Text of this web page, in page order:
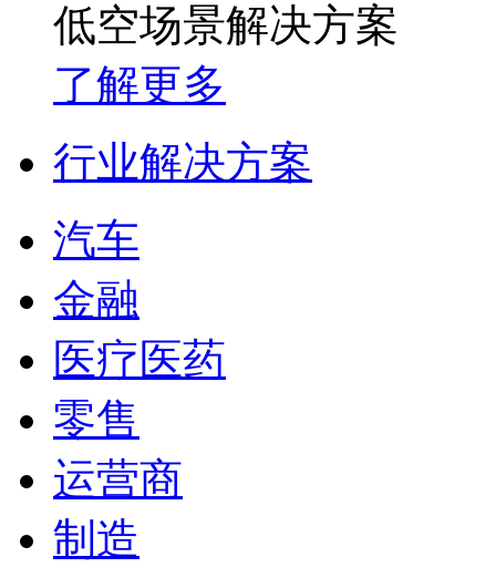
低空场景解决方案
了解更多
行业解决方案
汽车
金融
医疗医药
零售
运营商
制造